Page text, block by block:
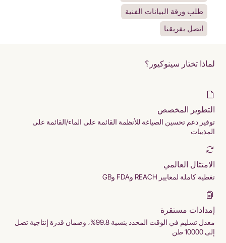
طلب ورقة البيانات الفنية
اتصل بفريقنا
لماذا تختار سينوكيور؟
التطوير المخصص
توفير دعم تحسين الصياغة للأنظمة القائمة على الماء/القائمة على
المذيبات
الامتثال العالمي
تغطية كاملة لمعايير REACH وFDA وGB
إمدادات مستقرة
معدل تسليم في الوقت المحدد بنسبة 99.8%، وضمان قدرة إنتاجية تصل
إلى 10000 طن